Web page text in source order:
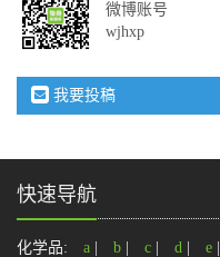
微博账号
wjhxp
我要投稿
快速导航
化学品: a b c d e